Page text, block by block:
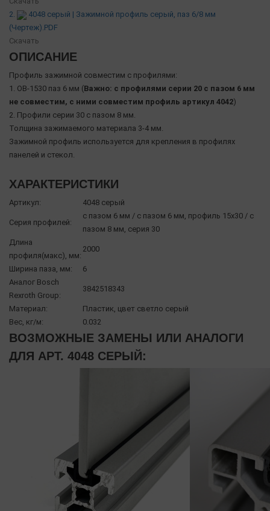
2.
4048 серый | Зажимной профиль серый, паз 6/8 мм
(Чертеж).PDF
Скачать
ОПИСАНИЕ
Профиль зажимной совместим с профилями:
1. OB-1530 паз 6 мм (Важно: с профилями серии 20 с пазом 6 мм
не совместим, с ними совместим профиль артикул 4042)
2. Профили серии 30 с пазом 8 мм.
Толщина зажимаемого материала 3-4 мм.
Зажимной профиль используется для крепления в профилях
панелей и стекол.
ХАРАКТЕРИСТИКИ
Артикул: 4048 серый
Серия профилей:
с пазом 6 мм / с пазом 6 мм, профиль 15х30 / с
пазом 8 мм, серия 30
Длина
профиля(макс), мм:
2000
Ширина паза, мм:
6
Аналог Bosch
Rexroth Group:
3842518343
Материал:
Пластик, цвет светло серый
Вес, кг/м:
0.032
ВОЗМОЖНЫЕ ЗАМЕНЫ ИЛИ АНАЛОГИ
ДЛЯ АРТ. 4048 СЕРЫЙ: